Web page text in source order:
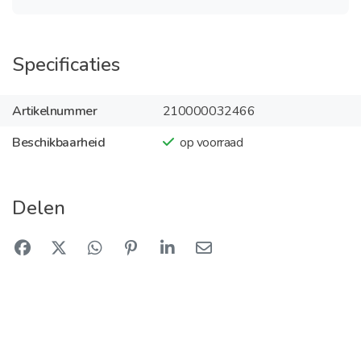
Specificaties
Artikelnummer
210000032466
Beschikbaarheid
op voorraad
Delen